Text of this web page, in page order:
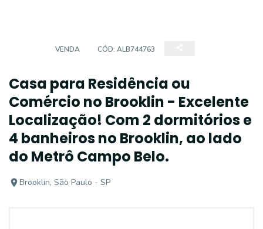
VENDA CÓD: ALB744763
Casa para Residência ou
Comércio no Brooklin - Excelente
Localização! Com 2 dormitórios e
4 banheiros no Brooklin, ao lado
do Metrô Campo Belo.
Brooklin, São Paulo - SP